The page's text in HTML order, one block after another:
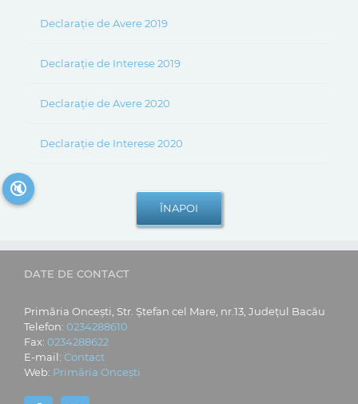
Declarație de Avere 2019
Declarație de Interese 2019
Declarație de Avere 2020
Declarație de Interese 2020
DATE DE CONTACT
Primăria Oncești, Str. Ștefan cel Mare, nr.13, Județul Bacău
Telefon: 0234288610
Fax: 0234288622
E-mail: Contact
Web: Primăria Oncești
🔇